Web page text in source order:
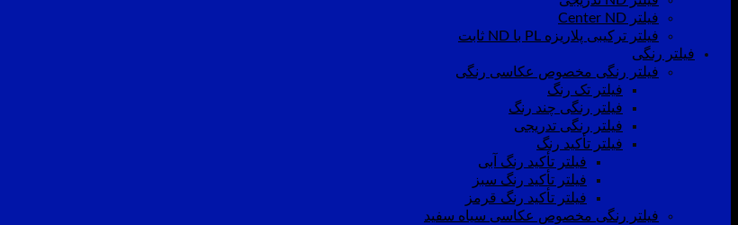
فیلتر Center ND
فیلتر ترکیبی پلاریزه PL با ND ثابت
فیلتر رنگی
فیلتر رنگی مخصوص عکاسی رنگی
فیلتر تک رنگ
فیلتر رنگی چند رنگ
فیلتر رنگی تدریجی
فیلتر تأکید رنگ
فیلتر تأکید رنگ آبی
فیلتر تأکید رنگ سبز
فیلتر تأکید رنگ قرمز
فیلتر رنگی مخصوص عکاسی سیاه سفید